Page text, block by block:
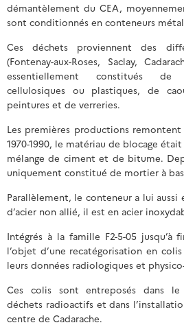
démantèlement du CEA,
sont conditionnés en conteneurs
Ces déchets proviennent des
(Fontenay-aux-Roses, Saclay,
essentiellement constitués de
cellulosiques ou plastiques, de
peintures et de verreries.
Les premières productions
1970-1990, le matériau de blocage
mélange de ciment et de bitume.
uniquement constitué de mortier à
Parallèlement, le conteneur a lui aussi
d’acier non allié, il est en acier
Intégrés à la famille F2-5-05 jusqu’à
l’objet d’une recatégorisation en
leurs données radiologiques et
Ces colis sont entreposés dans le
déchets radioactifs et dans
centre de Cadarache.